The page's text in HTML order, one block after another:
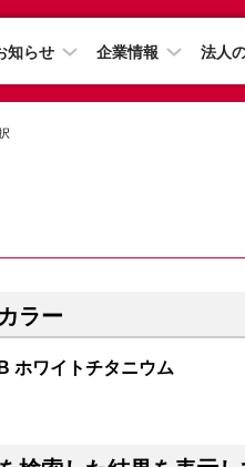
知らせ 企業情報 法人
ラー
ホワイトチタニウム